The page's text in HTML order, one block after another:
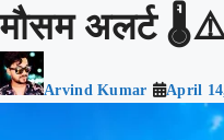
मौसम अलर्ट
Arvind Kumar April